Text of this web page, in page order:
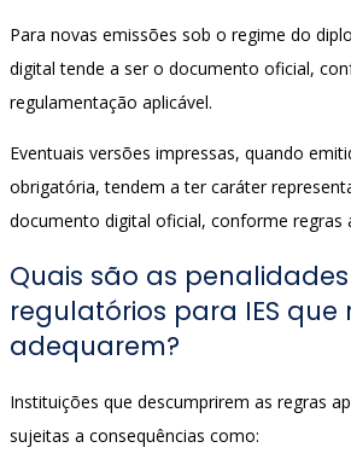
Para novas emissões sob o regime do
digital tende a ser o documento oficial,
regulamentação aplicável.
Eventuais versões impressas, quando
obrigatória, tendem a ter caráter
documento digital oficial, conforme regras
Quais são as
regulatórios para IES que
adequarem?
Instituições que descumprirem as regras
sujeitas a consequências como: